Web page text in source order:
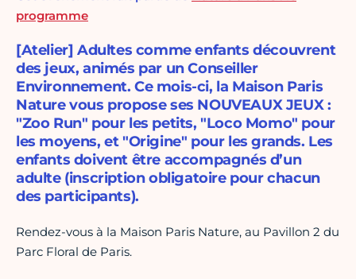
programme
[Atelier] Adultes comme enfants découvrent
des jeux, animés par un Conseiller
Environnement. Ce mois-ci, la Maison Paris
Nature vous propose ses NOUVEAUX JEUX :
"Zoo Run" pour les petits, "Loco Momo" pour
les moyens, et "Origine" pour les grands. Les
enfants doivent être accompagnés d’un
adulte (inscription obligatoire pour chacun
des participants).
Rendez-vous à la Maison Paris Nature, au Pavillon 2 du
Parc Floral de Paris.